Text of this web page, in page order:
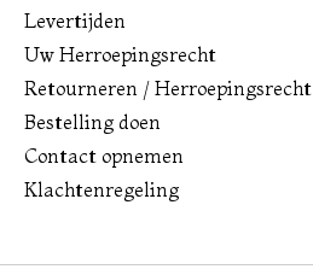
Levertijden
Uw Herroepingsrecht
Retourneren / Herroepingsrecht
Bestelling doen
Contact opnemen
Klachtenregeling